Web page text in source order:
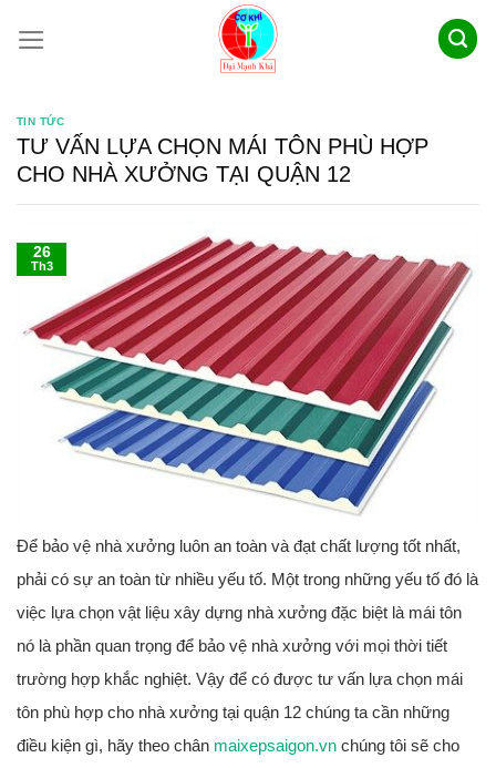
TIN TỨC
TƯ VẤN LỰA CHỌN MÁI TÔN PHÙ HỢP
CHO NHÀ XƯỞNG TẠI QUẬN 12
26
Th3
Để bảo vệ nhà xưởng luôn an toàn và đạt chất lượng tốt nhất,
phải có sự an toàn từ nhiều yếu tố. Một trong những yếu tố đó là
việc lựa chọn vật liệu xây dựng nhà xưởng đặc biệt là mái tôn
nó là phần quan trọng để bảo vệ nhà xưởng với mọi thời tiết
trường hợp khắc nghiệt. Vậy để có được tư vấn lựa chọn mái
tôn phù hợp cho nhà xưởng tại quận 12 chúng ta cần những
điều kiện gì, hãy theo chân maixepsaigon.vn chúng tôi sẽ cho